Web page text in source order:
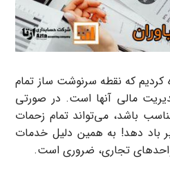
کردیم که نقطه سرنوشت ساز تمام
مالی آنها است. در صورتی
باشد، می‌تواند تمام زحمات
باد دهد! به همین دلیل خدمات
تجاری، ضروری است.